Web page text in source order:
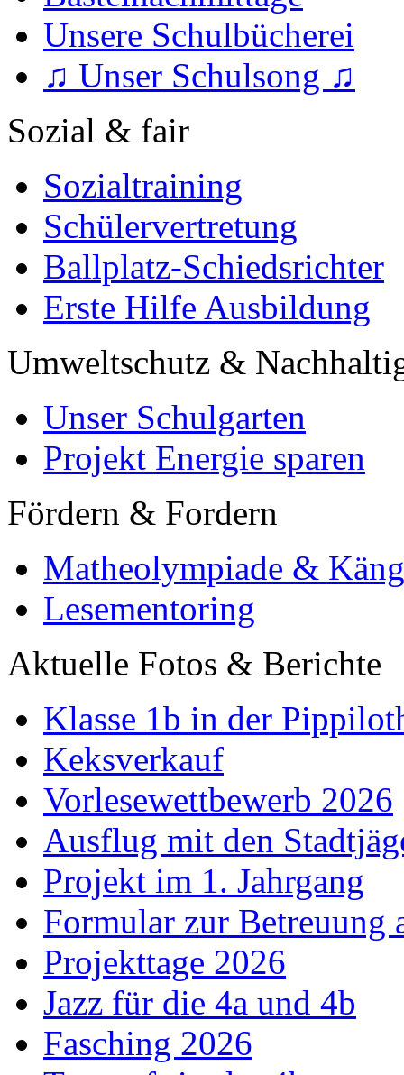
Unsere Schulbücherei
♫ Unser Schulsong ♫
Sozial & fair
Sozialtraining
Schülervertretung
Ballplatz-Schiedsrichter
Erste Hilfe Ausbildung
Umweltschutz &
Unser Schulgarten
Projekt Energie sparen
Fördern & Fordern
Matheolympiade &
Lesementoring
Aktuelle Fotos & Berichte
Klasse 1b in der
Keksverkauf
Vorlesewettbewerb 2026
Ausflug mit den
Projekt im 1. Jahrgang
Formular zur Betreuung
Projekttage 2026
Jazz für die 4a und 4b
Fasching 2026